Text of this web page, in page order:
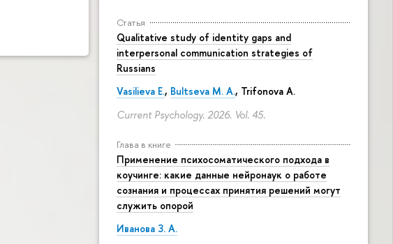
Статья
Qualitative study of identity gaps and
interpersonal communication strategies of
Russians
Vasilieva E., Bultseva M. A., Trifonova A.
Current Psychology. 2026. Vol. 45.
Глава в книге
Применение психосоматического подхода в
коучинге: какие данные нейронаук о работе
сознания и процессах принятия решений могут
служить опорой
Иванова З. А.